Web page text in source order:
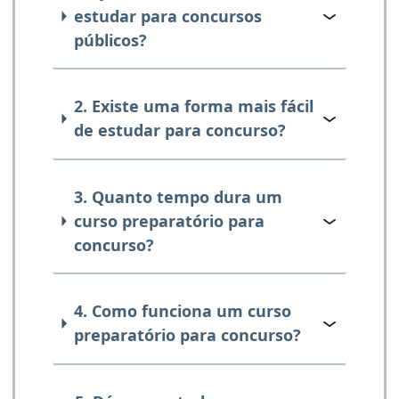
estudar para concursos
públicos?
2. Existe uma forma mais fácil
de estudar para concurso?
3. Quanto tempo dura um
curso preparatório para
concurso?
4. Como funciona um curso
preparatório para concurso?